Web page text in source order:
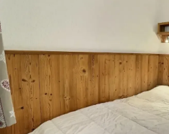
Telefono numeris: +33 1 81 80
Adresas: 76 Chemin de la
Prancūzija